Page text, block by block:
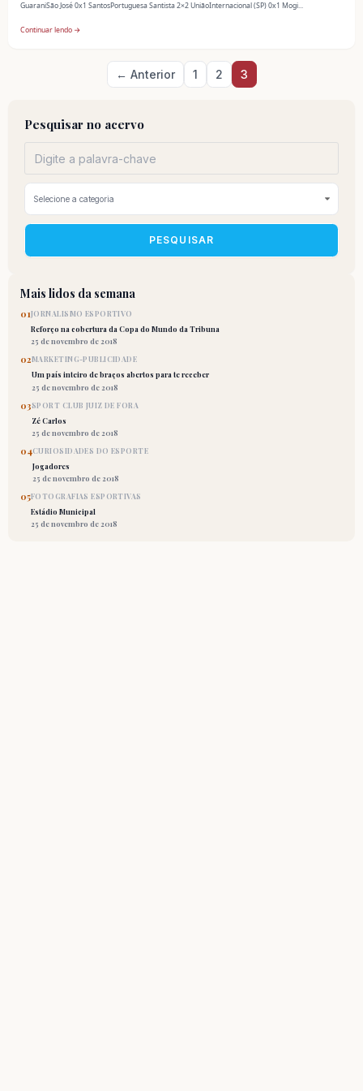
GuaraniSão José 0x1 SantosPortuguesa Santista 2×2 UniãoInternacional (SP) 0x1 Mogi...
Continuar lendo →
Paginação
de
← Anterior 1 2 3
Pesquisar no acervo
PESQUISAR
Mais lidos da semana
01JORNALISMO ESPORTIVO
Reforço na cobertura da Copa do Mundo da Tribuna
25 de novembro de 2018
02MARKETING-PUBLICIDADE
Um país inteiro de braços abertos para te receber
25 de novembro de 2018
03SPORT CLUB JUIZ DE FORA
Zé Carlos
25 de novembro de 2018
04CURIOSIDADES DO ESPORTE
Jogadores
25 de novembro de 2018
05FOTOGRAFIAS ESPORTIVAS
Estádio Municipal
25 de novembro de 2018